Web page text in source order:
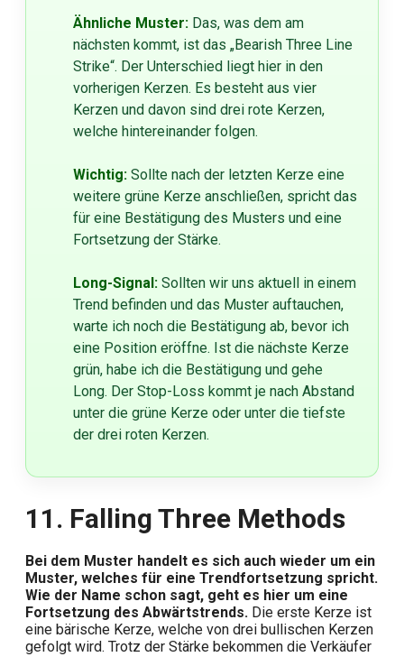
Ähnliche Muster: Das, was dem am
nächsten kommt, ist das „Bearish Three Line
Strike“. Der Unterschied liegt hier in den
vorherigen Kerzen. Es besteht aus vier
Kerzen und davon sind drei rote Kerzen,
welche hintereinander folgen.
Wichtig: Sollte nach der letzten Kerze eine
weitere grüne Kerze anschließen, spricht das
für eine Bestätigung des Musters und eine
Fortsetzung der Stärke.
Long-Signal: Sollten wir uns aktuell in einem
Trend befinden und das Muster auftauchen,
warte ich noch die Bestätigung ab, bevor ich
eine Position eröffne. Ist die nächste Kerze
grün, habe ich die Bestätigung und gehe
Long. Der Stop-Loss kommt je nach Abstand
unter die grüne Kerze oder unter die tiefste
der drei roten Kerzen.
11. Falling Three Methods
Bei dem Muster handelt es sich auch wieder um ein
Muster, welches für eine Trendfortsetzung spricht.
Wie der Name schon sagt, geht es hier um eine
Fortsetzung des Abwärtstrends. Die erste Kerze ist
eine bärische Kerze, welche von drei bullischen Kerzen
gefolgt wird. Trotz der Stärke bekommen die Verkäufer